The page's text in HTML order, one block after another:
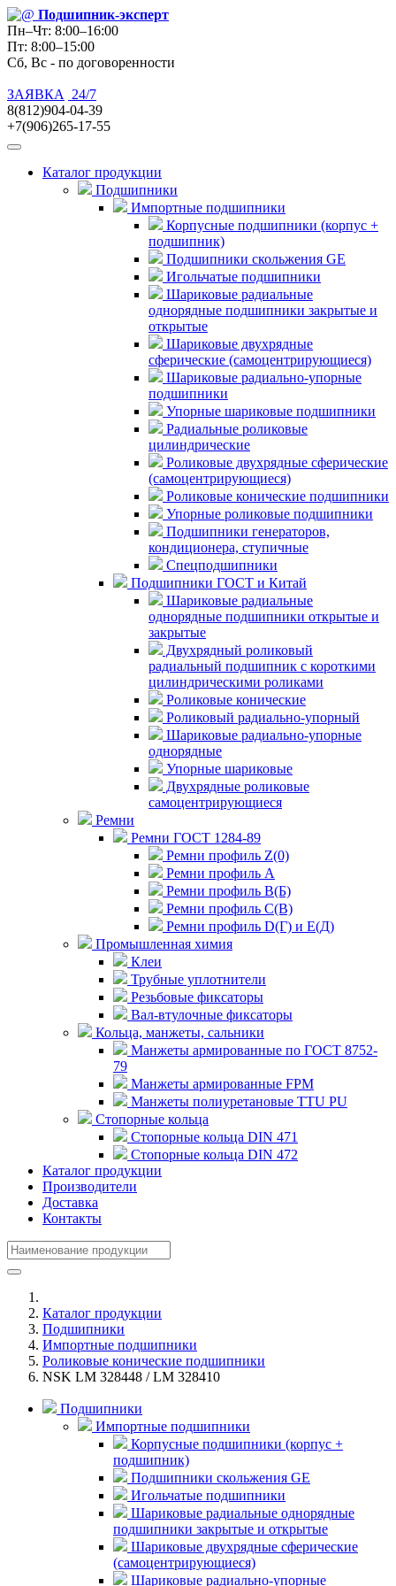
Подшипник-эксперт
Пн–Чт: 8:00–16:00
Пт: 8:00–15:00
Сб, Вс - по договоренности
ЗАЯВКА
24/7
8(812)904-04-39
+7(906)265-17-55
Каталог продукции
Подшипники
Импортные подшипники
Корпусные подшипники (корпус +
подшипник)
Подшипники скольжения GE
Игольчатые подшипники
Шариковые радиальные
однорядные подшипники закрытые и
открытые
Шариковые двухрядные
сферические (самоцентрирующиеся)
Шариковые радиально-упорные
подшипники
Упорные шариковые подшипники
Радиальные роликовые
цилиндрические
Роликовые двухрядные сферические
(самоцентрирующиеся)
Роликовые конические подшипники
Упорные роликовые подшипники
Подшипники генераторов,
кондиционера, ступичные
Спецподшипники
Подшипники ГОСТ и Китай
Шариковые радиальные
однорядные подшипники открытые и
закрытые
Двухрядный роликовый
радиальный подшипник с короткими
цилиндрическими роликами
Роликовые конические
Роликовый радиально-упорный
Шариковые радиально-упорные
однорядные
Упорные шариковые
Двухрядные роликовые
самоцентрирующиеся
Ремни
Ремни ГОСТ 1284-89
Ремни профиль Z(0)
Ремни профиль А
Ремни профиль В(Б)
Ремни профиль С(В)
Ремни профиль D(Г) и E(Д)
Промышленная химия
Клеи
Трубные уплотнители
Резьбовые фиксаторы
Вал-втулочные фиксаторы
Кольца, манжеты, сальники
Манжеты армированные по ГОСТ 8752-
79
Манжеты армированные FPM
Манжеты полиуретановые TTU PU
Стопорные кольца
Стопорные кольца DIN 471
Стопорные кольца DIN 472
Каталог продукции
Производители
Доставка
Контакты
Каталог продукции
Подшипники
Импортные подшипники
Роликовые конические подшипники
NSK LM 328448 / LM 328410
Подшипники
Импортные подшипники
Корпусные подшипники (корпус +
подшипник)
Подшипники скольжения GE
Игольчатые подшипники
Шариковые радиальные однорядные
подшипники закрытые и открытые
Шариковые двухрядные сферические
(самоцентрирующиеся)
Шариковые радиально-упорные